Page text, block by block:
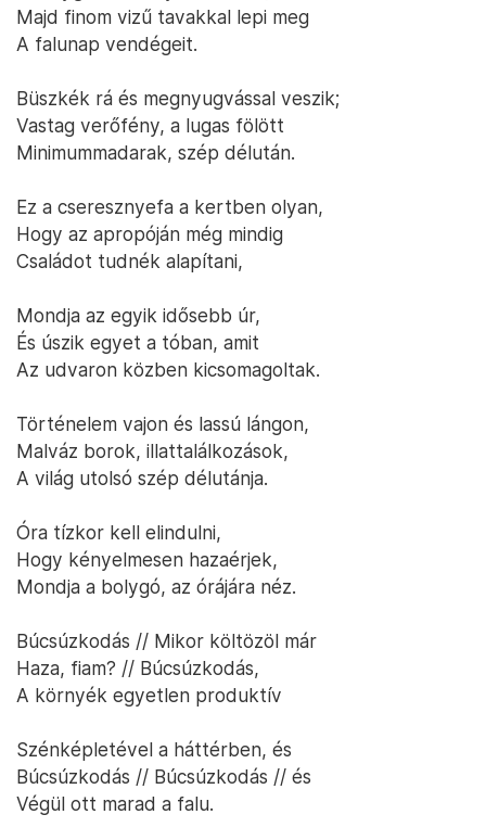
A falunapra idegenként is be lehet ülni. Bárki lehet
idegen vagy távoli rokon, így bárki lehet a közösség
része. A jelenlét maga családtaggá avat. Ha főznek,
bogrács egyikéből kapsz, és ott maradsz az
asztaluknál megenni, kicsit máris úgy érzed, hogy
hozzájuk tartozol. Ha két óra múlva másik